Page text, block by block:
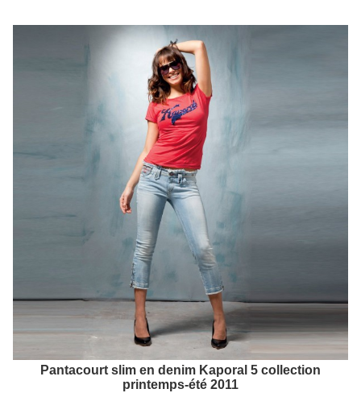
Pantacourt slim en denim Kaporal 5 collection
printemps-été 2011